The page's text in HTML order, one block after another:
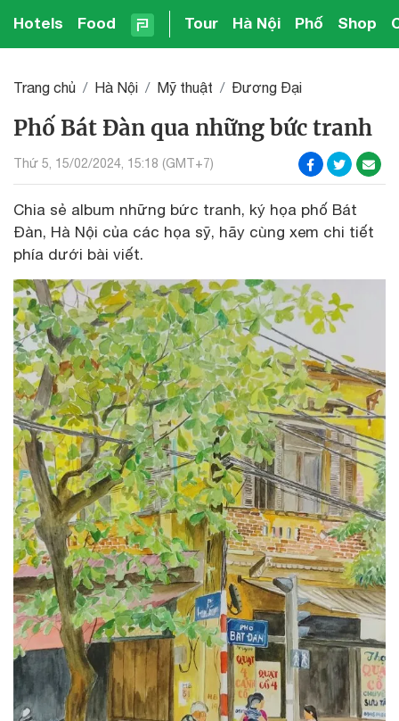
Hotels Food Tour Hà Nội Phố Shop
Trang chủ Hà Nội Mỹ thuật Đương Đại
Phố Bát Đàn qua những bức tranh
Thứ 5, 15/02/2024, 15:18 (GMT+7)
Chia sẻ album những bức tranh, ký họa phố Bát
Đàn, Hà Nội của các họa sỹ, hãy cùng xem chi tiết
phía dưới bài viết.